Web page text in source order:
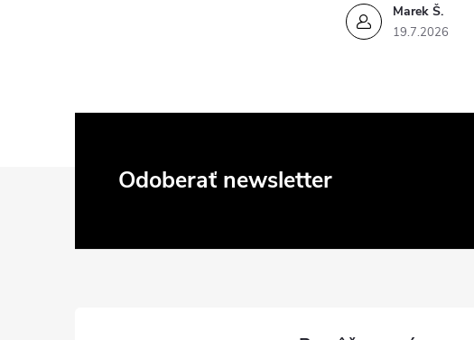
Marek Š.
19.7.2026
Odoberať newsletter